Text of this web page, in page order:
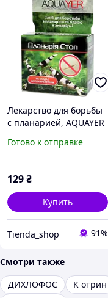
Лекарство для борьбы
с планарией, AQUAYER
таблеток на 100 л
Готово к отправке
129₴
Купить
Tienda_shop 91%
Смотри также
ДИХЛОФОС
К отрин